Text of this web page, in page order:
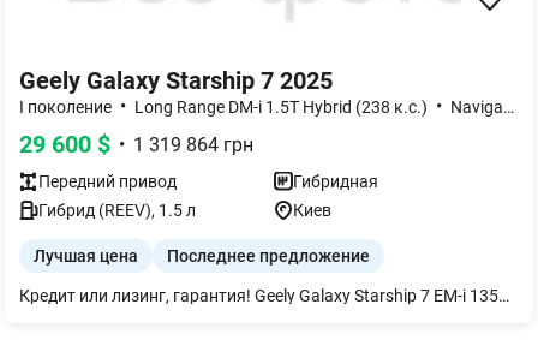
Geely Galaxy Starship 7 2025
I поколение • Long Range DM-i 1.5T Hybrid (238 к.с.) • Navigation Edition
29 600 $ • 1 319 864 грн
Передний привод
Гибридная
Гибрид (REEV), 1.5л Киев
Лучшая цена Последнее предложение
Кредит или лизинг, гарантия! Geely Galaxy Starship 7 EM-i 135KM Navigator + Russian System 2025 Новый гибридный кроссовер от Geely, созданный для тех, кто хочет получить максимум технологий, комфорта и экономичности в одном автомобиле. Цвет кузова: Black Цвет салона: Orange Автомобиль находится в пути и уже в ближайшее время прибудет в Украину. Русифицированное меню из завода. Основные характеристики: Гибридная система Geely EM-i Запас хода на электротяге до 135 км (CLTC) Батарея 18,4 кВт·ч Передний привод Панорамная крыша Адаптивный круиз-контроль Камеры кругового обзора 360° Бесключевой доступ и запуск двигателя Современные системы помощи водителю Также доступны другие цветовые комбинации: Geely Galaxy Starship 7 EM-i 135KM Navigator + Russian System Цвет кузова: Grey Цвет салона: Orange Geely Galaxy Starship 7 EM-i 135KM Navigator + Russian System Цвет кузова: Green Цвет салона: Orange Geely Galaxy Starship 7 EM-i 135KM Navigator + Russian System Цвет кузова: Green Цвет салона: Grey Все автомобили новые, 2025 года выпуска. В комплекте с авто получите: -ключ-брелок и ключ-карта; -оригинальное переносное зарядное устройство на 1.6 кВт и настенное на 7 кВт -ремкомплект для колес -коврики в салон (комплектность может отличаться в зависимости от марки авто и партии поставки) Почему нас выбирают: 1.Независимо от марки и модели компания предоставляет следующий вид гарантии на новые автомобили: - гарантия на электродвигатель (электродвигатели) 50 000 км или 3 года; - гарантия на высоковольтный аккумулятор 50000 км или 3 года; 2.Любое авто можно приобрести из наличия, транзита и под индивидуальный заказ с завода; 3.Лучшие цены и кредиты от 0,01% годовых; 4.Сервисное обслуживание, любые запчасти и аксессуары, пожизненная поддержка и экспертная помощь на протяжении всего срока эксплуатации авто. Возможна рассрочка платежей на очень выгодных и удобных условиях – кредит или рассрочка в гривне физическим или юридическим лицам с первоначальным взносом от 0% на срок до 7 лет; есть возможность оформления без КАСКО, без залога, без поручителей. За более подробной информацией (стоимость, сроки прибытия, цвета, комплектация) обращайтесь к менеджеру.